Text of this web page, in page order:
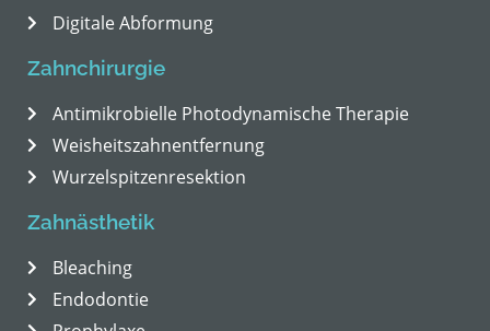
Digitale Abformung
Zahnchirurgie
Antimikrobielle Photodynamische Therapie
Weisheitszahnentfernung
Wurzelspitzenresektion
Zahnästhetik
Bleaching
Endodontie